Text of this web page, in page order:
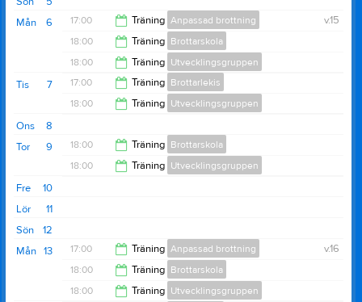
6
Mån v.15
17:00 Träning Anpassad brottning
18:00
18:00 Träning Brottarskola
19:00
18:00 Träning Utvecklingsgruppen
19:30
7
Tis 17:00 Träning Brottarlekis
18:00 Träning Utvecklingsgruppen
19:30
8
Ons
9
Tor 18:00 Träning Brottarskola
18:00 Träning Utvecklingsgruppen
10
Fre
11
Lör
12
Sön
13
Mån v.16
17:00 Träning Anpassad brottning
18:00
18:00 Träning Brottarskola
18:00 Träning Utvecklingsgruppen